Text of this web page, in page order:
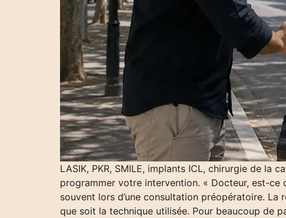
LASIK, PKR, SMILE, implants ICL, chirurgie de
programmer votre intervention. « Docteur, est-ce
souvent lors d’une consultation préopératoire.
que soit la technique utilisée. Pour beaucoup de